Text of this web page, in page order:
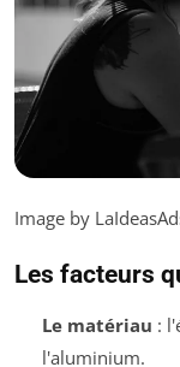
Image by
Les facteurs
Le matériau :
l'aluminium.